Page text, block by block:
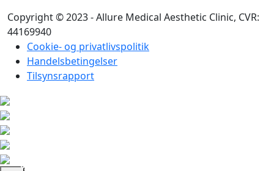
Copyright © 2023 - Allure Medical Aesthetic Clinic, CVR:
44169940
Cookie- og privatlivspolitik
Handelsbetingelser
Tilsynsrapport